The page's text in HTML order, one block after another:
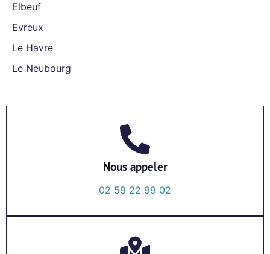
Elbeuf
Evreux
Le Havre
Le Neubourg
Nous appeler
02 59 22 99 02